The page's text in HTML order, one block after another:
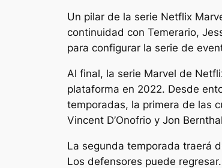
Un pilar de la serie Netflix
continuidad con Temerario,
para configurar la serie de
Al final, la serie Marvel de
plataforma en 2022. Desde
temporadas, la primera de las
Vincent D’Onofrio y Jon
La segunda temporada traerá
Los defensores puede